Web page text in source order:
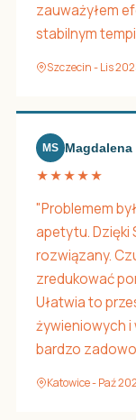
zauważyłem
stabilnym
Szczecin - Lis
MS Magdalena
★★★★★
"Problemem
apetytu. Dzięki
rozwiązany.
zredukować
Ułatwia to
żywieniowych i
bardzo
Katowice - Paź